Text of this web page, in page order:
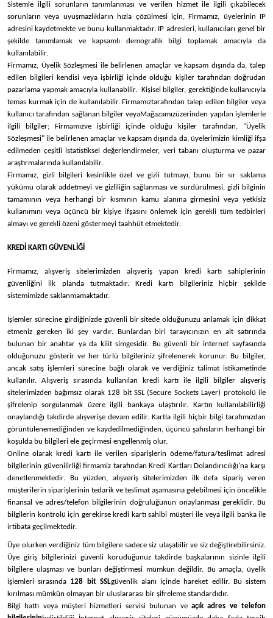
Sistemle ilgili sorunların tanımlanması ve verilen hizmet ile ilgili çıkabilecek
sorunların veya uyuşmazlıkların hızla çözülmesi için,Firmamız, üyelerinin IP
adresini kaydetmekte ve bunu kullanmaktadır. IP adresleri, kullanıcıları genel bir
şekilde tanımlamak ve kapsamlı demografik bilgi toplamak amacıyla da
kullanılabilir.
Firmamız, Üyelik Sözleşmesi ile belirlenen amaçlar ve kapsam dışında da, talep
edilen bilgileri kendisi veya işbirliği içinde olduğu kişiler tarafından doğrudan
pazarlama yapmak amacıyla kullanabilir. Kişisel bilgiler, gerektiğinde kullanıcıyla
temas kurmak için de kullanılabilir.Firmamıztarafından talep edilen bilgiler veya
kullanıcı tarafından sağlanan bilgiler veyaMağazamızüzerinden yapılan işlemlerle
ilgili bilgiler; Firmamızve işbirliği içinde olduğu kişiler tarafından, "Üyelik
Sözleşmesi" ile belirlenen amaçlar ve kapsam dışında da, üyelerimizin kimliği ifşa
edilmeden çeşitli istatistiksel değerlendirmeler, veri tabanı oluşturma ve pazar
araştırmalarında kullanılabilir.
Firmamız, gizli bilgileri kesinlikle özel ve gizli tutmayı, bunu bir sır saklama
yükümü olarak addetmeyi ve gizliliğin sağlanması ve sürdürülmesi, gizli bilginin
tamamının veya herhangi bir kısmının kamu alanına girmesini veya yetkisiz
kullanımını veya üçüncü bir kişiye ifşasını önlemek için gerekli tüm tedbirleri
almayı ve gerekli özeni göstermeyi taahhüt etmektedir.
KREDİ KARTI GÜVENLİĞİ
Firmamız, alışveriş sitelerimizden alışveriş yapan kredi kartı sahiplerinin
güvenliğini ilk planda tutmaktadır. Kredi kartı bilgileriniz hiçbir şekilde
sistemimizde saklanmamaktadır.
İşlemler sürecine girdiğinizde güvenli bir sitede olduğunuzu anlamak için dikkat
etmeniz gereken iki şey vardır. Bunlardan biri tarayıcınızın en alt satırında
bulunan bir anahtar ya da kilit simgesidir. Bu güvenli bir internet sayfasında
olduğunuzu gösterir ve her türlü bilgileriniz şifrelenerek korunur. Bu bilgiler,
ancak satış işlemleri sürecine bağlı olarak ve verdiğiniz talimat istikametinde
kullanılır. Alışveriş sırasında kullanılan kredi kartı ile ilgili bilgiler alışveriş
sitelerimizden bağımsız olarak 128 bit SSL (Secure Sockets Layer) protokolü ile
şifrelenip sorgulanmak üzere ilgili bankaya ulaştırılır. Kartın kullanılabilirliği
onaylandığı takdirde alışverişe devam edilir. Kartla ilgili hiçbir bilgi tarafımızdan
görüntülenemediğinden ve kaydedilmediğinden, üçüncü şahısların herhangi bir
koşulda bu bilgileri ele geçirmesi engellenmiş olur.
Online olarak kredi kartı ile verilen siparişlerin ödeme/fatura/teslimat adresi
bilgilerinin güvenilirliği firmamiz tarafından Kredi Kartları Dolandırıcılığı'na karşı
denetlenmektedir. Bu yüzden, alışveriş sitelerimizden ilk defa sipariş veren
müşterilerin siparişlerinin tedarik ve teslimat aşamasına gelebilmesi için öncelikle
finansal ve adres/telefon bilgilerinin doğruluğunun onaylanması gereklidir. Bu
bilgilerin kontrolü için gerekirse kredi kartı sahibi müşteri ile veya ilgili banka ile
irtibata geçilmektedir.
Üye olurken verdiğiniz tüm bilgilere sadece siz ulaşabilir ve siz değiştirebilirsiniz.
Üye giriş bilgilerinizi güvenli koruduğunuz takdirde başkalarının sizinle ilgili
bilgilere ulaşması ve bunları değiştirmesi mümkün değildir. Bu amaçla, üyelik
işlemleri sırasında 128 bit SSLgüvenlik alanı içinde hareket edilir. Bu sistem
kırılması mümkün olmayan bir uluslararası bir şifreleme standardıdır.
Bilgi hattı veya müşteri hizmetleri servisi bulunan ve açık adres ve telefon